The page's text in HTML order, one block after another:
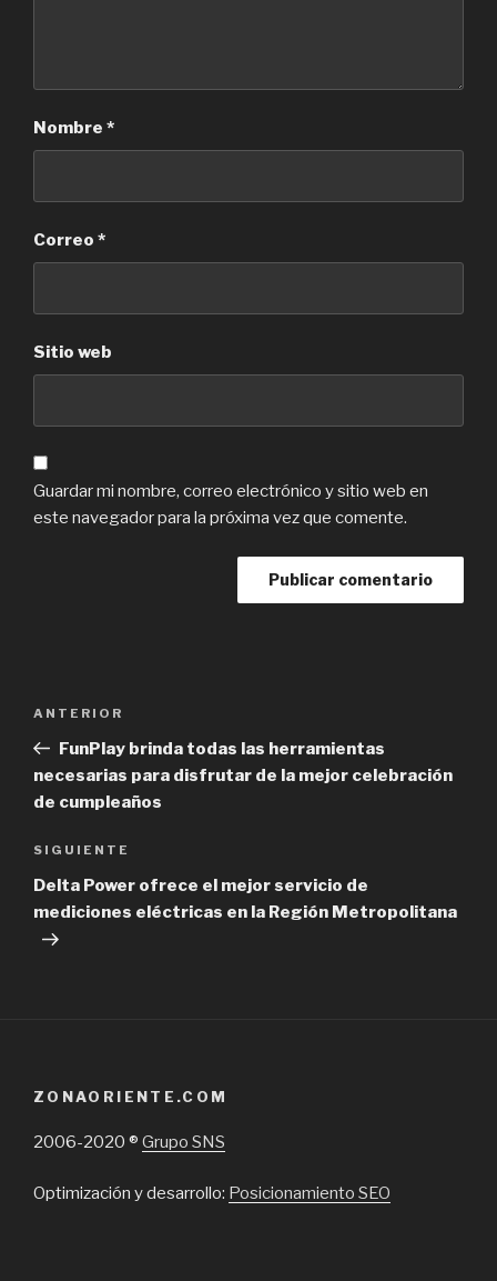
Nombre *
Correo *
Sitio web
Guardar mi nombre, correo electrónico y sitio web en
este navegador para la próxima vez que comente.
entradas
Previous
Post
ANTERIOR
FunPlay brinda todas las herramientas
necesarias para disfrutar de la mejor celebración
de cumpleaños
Next
Post
SIGUIENTE
Delta Power ofrece el mejor servicio de
mediciones eléctricas en la Región Metropolitana
ZONAORIENTE.COM
2006-2020 ® Grupo SNS
Optimización y desarrollo: Posicionamiento SEO